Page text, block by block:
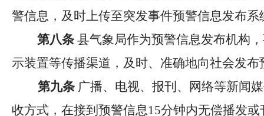
警信息，及时上传至突发事件预警信息发布
第八条 县气象局作为预警信息发布机构
示装置等传播渠道，及时、准确地向社会发
第九条 广播、电视、报刊、网络等新闻
收方式，在接到预警信息15分钟内无偿播发